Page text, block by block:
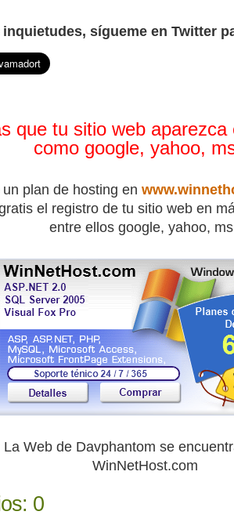
sígueme en Twitter
que tu sitio web aparezca
como google, yahoo,
plan de hosting en
el registro de tu sitio web en
entre ellos google, yahoo,
La Web de Davphantom se
WinNetHost.com
0